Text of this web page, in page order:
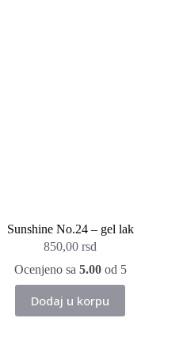
Sunshine No.24 – gel lak
850,00rsd
Ocenjeno sa 5.00od 5
Dodaj u korpu